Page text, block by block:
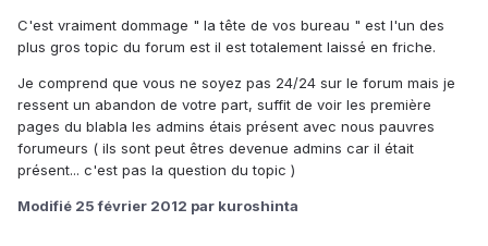
C'est vraiment dommage " la tête de vos bureau " est l'un des
plus gros topic du forum est il est totalement laissé en friche.
Je comprend que vous ne soyez pas 24/24 sur le forum mais je
ressent un abandon de votre part, suffit de voir les première
pages du blabla les admins étais présent avec nous pauvres
forumeurs ( ils sont peut êtres devenue admins car il était
présent... c'est pas la question du topic )
Modifié 25 février 2012 par kuroshinta